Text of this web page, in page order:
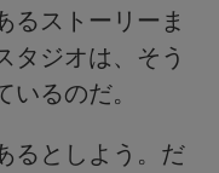
るストーリーま
タジオは、そう
るのだ。
るとしよう。だ